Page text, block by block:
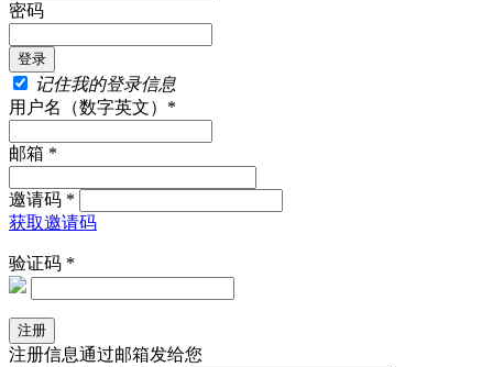
密码
记住我的登录信息
用户名（数字英文）*
邮箱 *
邀请码 *
获取邀请码
验证码 *
注册信息通过邮箱发给您